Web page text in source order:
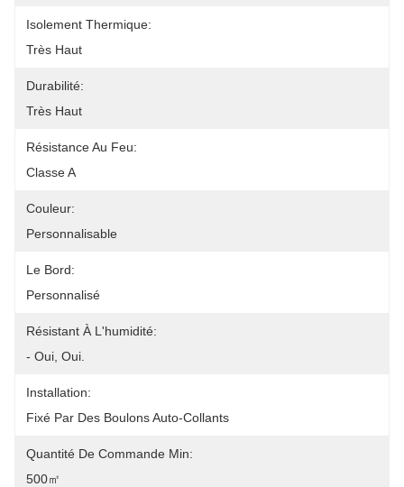
Isolement Thermique:
Très Haut
Durabilité:
Très Haut
Résistance Au Feu:
Classe A
Couleur:
Personnalisable
Le Bord:
Personnalisé
Résistant À L'humidité:
- Oui, Oui.
Installation:
Fixé Par Des Boulons Auto-Collants
Quantité De Commande Min:
500㎡